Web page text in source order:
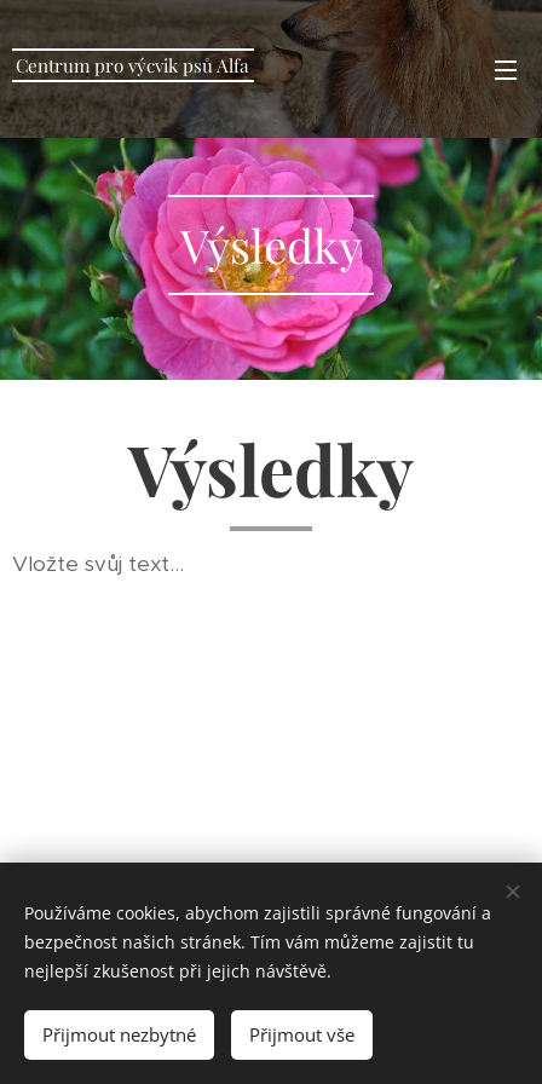
Centrum pro výcvik psů Alfa
Výsledky
Výsledky
Vložte svůj text...
© 2025 Centrum pro výcvik psů Alfa
vyhrazena.
Vytvořeno službou Webnode
Používáme cookies, abychom zajistili správné fungování a
bezpečnost našich stránek. Tím vám můžeme zajistit tu
nejlepší zkušenost při jejich návštěvě.
Přijmout nezbytné Přijmout vše